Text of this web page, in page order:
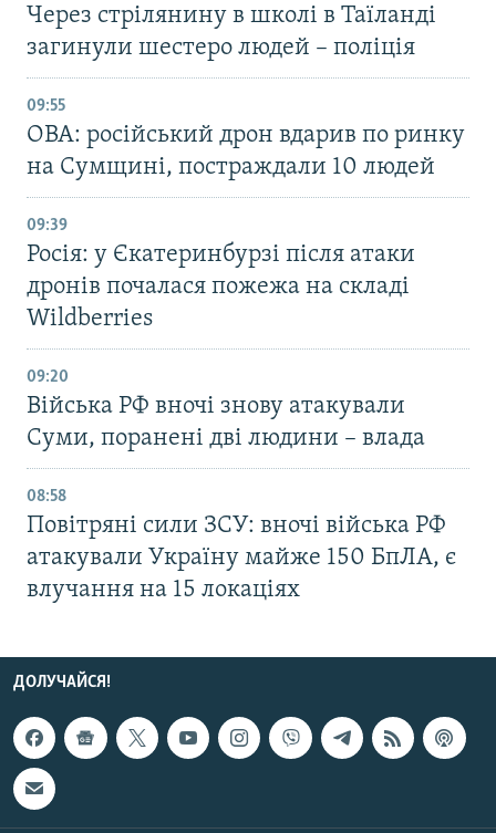
Через стрілянину в школі в Таїланді
загинули шестеро людей – поліція
09:55
ОВА: російський дрон вдарив по ринку
на Сумщині, постраждали 10 людей
09:39
Росія: у Єкатеринбурзі після атаки
дронів почалася пожежа на складі
Wildberries
09:20
Війська РФ вночі знову атакували
Суми, поранені дві людини – влада
08:58
Повітряні сили ЗСУ: вночі війська РФ
атакували Україну майже 150 БпЛА, є
влучання на 15 локаціях
ДОЛУЧАЙСЯ!